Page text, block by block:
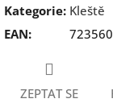
Kategorie: Kleště
EAN:
ZEPTAT SE